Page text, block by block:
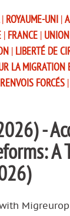
| ROYAUME-UNI |
| FRANCE |
| LIBERTÉ DE
LA MIGRATION
RENVOIS FORCÉS |
-
A